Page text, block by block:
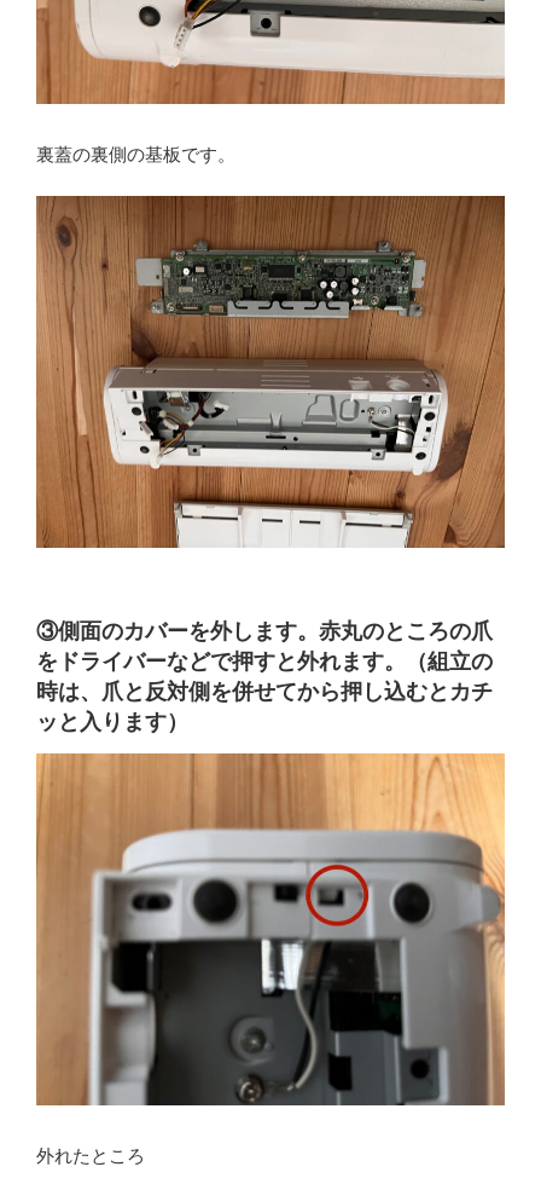
裏蓋の裏側の基板です。
③側面のカバーを外します。赤丸のところの爪
をドライバーなどで押すと外れます。（組立の
時は、爪と反対側を併せてから押し込むとカチ
ッと入ります）
外れたところ